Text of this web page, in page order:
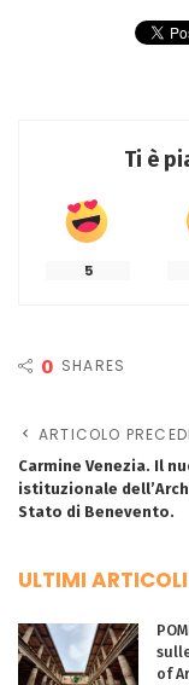
Ti è
5
0 SHARES
ARTICOLO
Carmine Venezia. Il
istituzionale
Stato di Benevento.
ULTIMI ARTICOLI
of